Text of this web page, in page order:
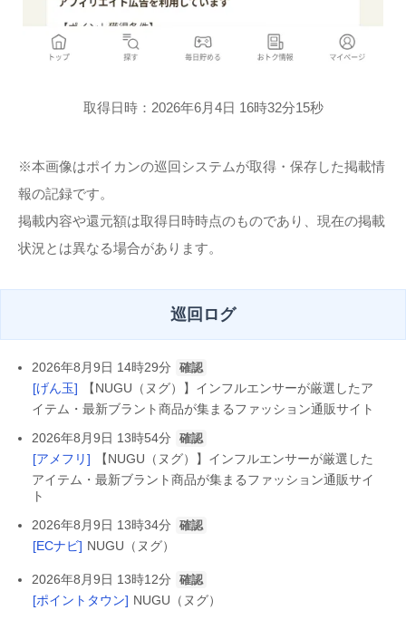
取得日時：2026年6月4日 16時32分15秒
※本画像はポイカンの巡回システムが取得・保存した掲載情
報の記録です。
掲載内容や還元額は取得日時時点のものであり、現在の掲載
状況とは異なる場合があります。
巡回ログ
2026年8月9日 14時29分 確認
[げん玉]
【NUGU（ヌグ）】インフルエンサーが厳選したア
イテム・最新ブラント商品が集まるファッション通販サイト
2026年8月9日 13時54分
確認
[アメフリ]
【NUGU（ヌグ）】インフルエンサーが厳選した
アイテム・最新ブラント商品が集まるファッション通販サイ
ト
2026年8月9日 13時34分
確認
[ECナビ] NUGU（ヌグ）
2026年8月9日 13時12分 確認
[ポイントタウン] NUGU（ヌグ）